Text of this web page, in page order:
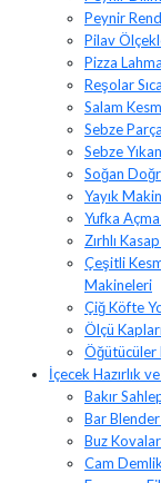
Peynir
Pilav
Pizza
Reşolar
Salam
Sebze
Sebze
Soğan
Yayık
Yufka
Zırhlı
Çeşitli
Makineleri
Çiğ Köfte
Ölçü
Öğütücüler
İçecek Hazırlık
Bakır
Bar
Buz
Cam